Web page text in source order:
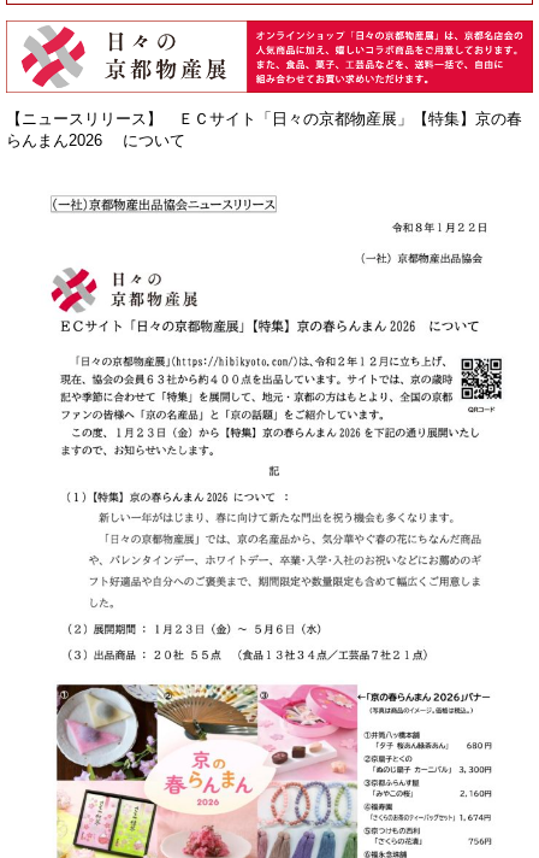
【ニュースリリース】 ＥＣサイト「日々の京都物産展」【特集】京の春
らんまん2026 について